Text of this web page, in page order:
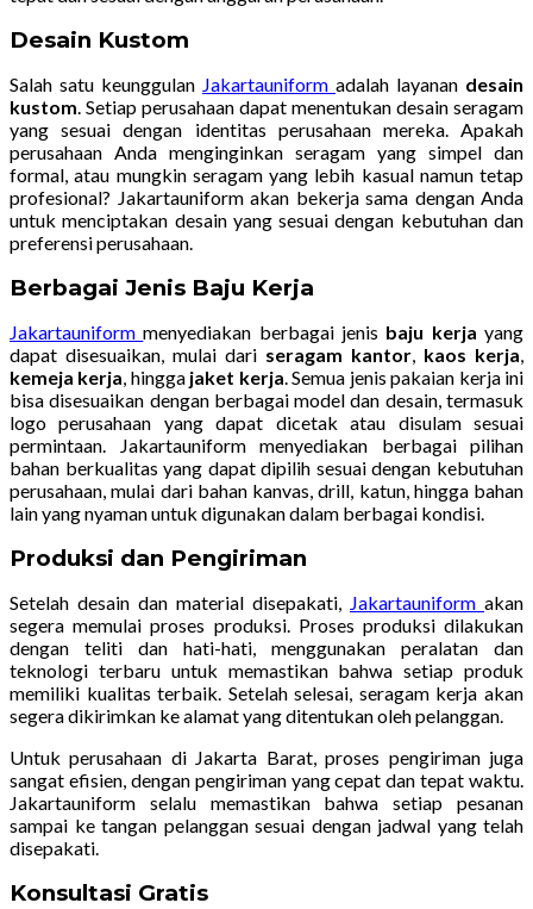
Desain Kustom
Salah satu keunggulan Jakartauniform adalah layanan desain
kustom. Setiap perusahaan dapat menentukan desain seragam
yang sesuai dengan identitas perusahaan mereka. Apakah
perusahaan Anda menginginkan seragam yang simpel dan
formal, atau mungkin seragam yang lebih kasual namun tetap
profesional? Jakartauniform akan bekerja sama dengan Anda
untuk menciptakan desain yang sesuai dengan kebutuhan dan
preferensi perusahaan.
Berbagai Jenis Baju Kerja
Jakartauniformmenyediakan berbagai jenis baju kerja yang
dapat disesuaikan, mulai dari seragam kantor, kaos kerja,
kemeja kerja, hingga jaket kerja. Semua jenis pakaian kerja ini
bisa disesuaikan dengan berbagai model dan desain, termasuk
logo perusahaan yang dapat dicetak atau disulam sesuai
permintaan. Jakartauniform menyediakan berbagai pilihan
bahan berkualitas yang dapat dipilih sesuai dengan kebutuhan
perusahaan, mulai dari bahan kanvas, drill, katun, hingga bahan
lain yang nyaman untuk digunakan dalam berbagai kondisi.
Produksi dan Pengiriman
Setelah desain dan material disepakati, Jakartauniform akan
segera memulai proses produksi. Proses produksi dilakukan
dengan teliti dan hati-hati, menggunakan peralatan dan
teknologi terbaru untuk memastikan bahwa setiap produk
memiliki kualitas terbaik. Setelah selesai, seragam kerja akan
segera dikirimkan ke alamat yang ditentukan oleh pelanggan.
Untuk perusahaan di Jakarta Barat, proses pengiriman juga
sangat efisien, dengan pengiriman yang cepat dan tepat waktu.
Jakartauniform selalu memastikan bahwa setiap pesanan
sampai ke tangan pelanggan sesuai dengan jadwal yang telah
disepakati.
Konsultasi Gratis